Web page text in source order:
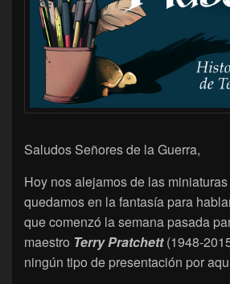
Saludos Señores de la Guerra,
Hoy nos alejamos de las
quedamos en la fantasía para
que comenzó la semana pasada
maestro Terry Pratchett(1948-
ningún tipo de presentación por